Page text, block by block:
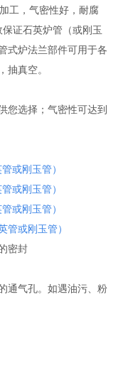
工，气密性好，耐腐
证石英炉管（或刚玉
式炉法兰部件可用于各
抽真空。
您选择；气密性可达到
或刚玉管）
或刚玉管）
或刚玉管）
或刚玉管）
密封
通气孔。如遇油污、粉